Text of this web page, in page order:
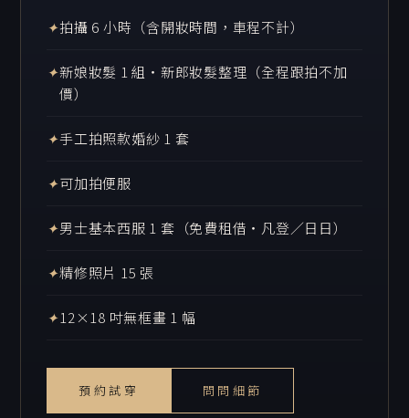
✦拍攝 6 小時（含開妝時間，車程不計）
✦新娘妝髮 1 組・新郎妝髮整理（全程跟拍不加
價）
✦手工拍照款婚紗 1 套
✦可加拍便服
✦男士基本西服 1 套（免費租借・凡登／日日）
✦精修照片 15 張
✦12×18 吋無框畫 1 幅
預約試穿 問問細節